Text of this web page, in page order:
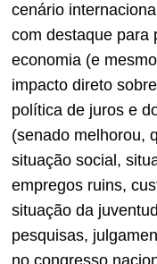
cenário
com destaque para
economia (e
impacto direto
política de juros e
(senado melhorou,
situação social,
empregos ruins,
situação da
pesquisas,